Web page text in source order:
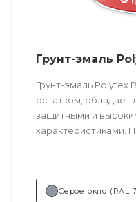
Грунт-эмаль
Грунт-эмаль Polytex
остатком,
защитными и
характеристиками.
Серое окно (RAL